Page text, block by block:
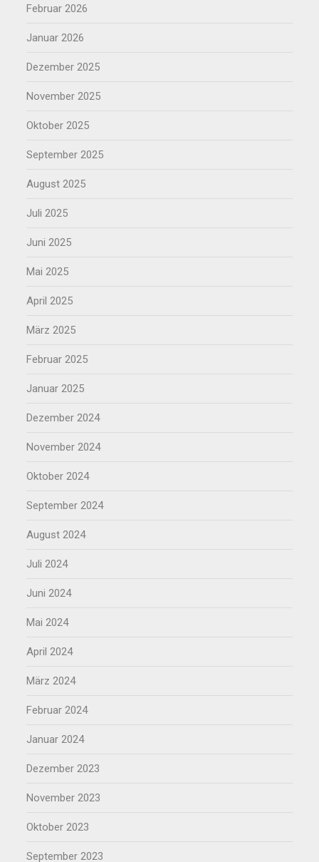
Februar 2026
Januar 2026
Dezember 2025
November 2025
Oktober 2025
September 2025
August 2025
Juli 2025
Juni 2025
Mai 2025
April 2025
März 2025
Februar 2025
Januar 2025
Dezember 2024
November 2024
Oktober 2024
September 2024
August 2024
Juli 2024
Juni 2024
Mai 2024
April 2024
März 2024
Februar 2024
Januar 2024
Dezember 2023
November 2023
Oktober 2023
September 2023